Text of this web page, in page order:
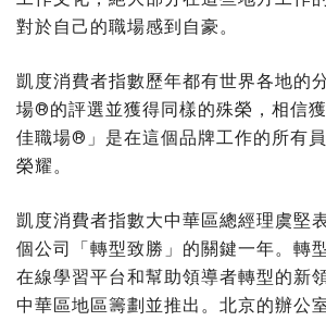
對於自己的職場感到自豪。
凱度消費者指數歷年都有世界各地的
場®的評選並獲得同樣的殊榮，相信
佳職場®」是在這個品牌工作的所有
榮耀。
凱度消費者指數大中華區總經理虞堅
個公司「轉型致勝」的關鍵一年。轉
在線學習平台和幫助領導者轉型的新
中華區地區籌劃並推出。北京的辦公